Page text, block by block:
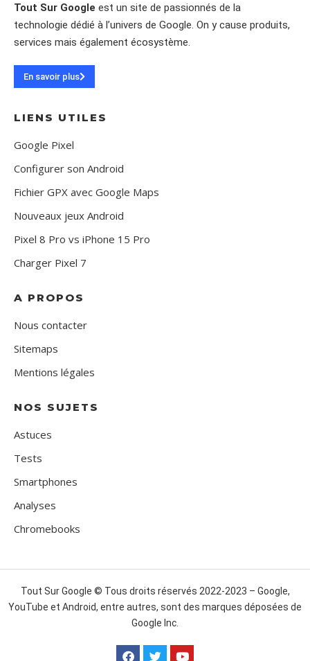
Tout Sur Google est un site de passionnés de la
technologie dédié à l’univers de Google. On y cause produits,
services mais également écosystème.
En savoir plus
LIENS UTILES
Google Pixel
Configurer son Android
Fichier GPX avec Google Maps
Nouveaux jeux Android
Pixel 8 Pro vs iPhone 15 Pro
Charger Pixel 7
A PROPOS
Nous contacter
Sitemaps
Mentions légales
NOS SUJETS
Astuces
Tests
Smartphones
Analyses
Chromebooks
Tout Sur Google © Tous droits réservés 2022-2023 – Google,
YouTube et Android, entre autres, sont des marques déposées de
Google Inc.